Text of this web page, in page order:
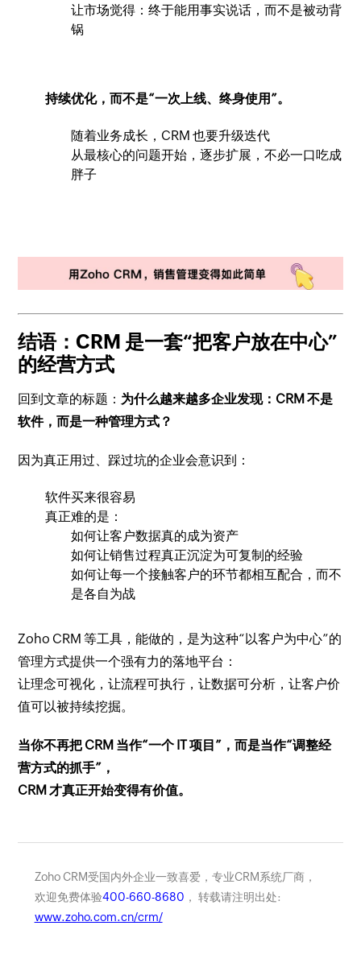
让市场觉得：终于能用事实说话，而不是被动背
锅
持续优化，而不是“一次上线、终身使用”。
随着业务成长，CRM 也要升级迭代
从最核心的问题开始，逐步扩展，不必一口吃成
胖子
结语：CRM 是一套“把客户放在中心”
的经营方式
回到文章的标题： 为什么越来越多企业发现：CRM 不是
软件，而是一种管理方式？
因为真正用过、踩过坑的企业会意识到：
软件买来很容易
真正难的是：
如何让客户数据真的成为资产
如何让销售过程真正沉淀为可复制的经验
如何让每一个接触客户的环节都相互配合，而不
是各自为战
Zoho CRM 等工具，能做的，是为这种“以客户为中心”的
管理方式提供一个强有力的落地平台：
让理念可视化，让流程可执行，让数据可分析，让客户价
值可以被持续挖掘。
当你不再把 CRM 当作“一个 IT 项目”，而是当作“调整经
营方式的抓手”，
CRM 才真正开始变得有价值。
Zoho CRM受国内外企业一致喜爱，专业CRM系统厂商，
欢迎免费体验400-660-8680 ， 转载请注明出处:
www.zoho.com.cn/crm/